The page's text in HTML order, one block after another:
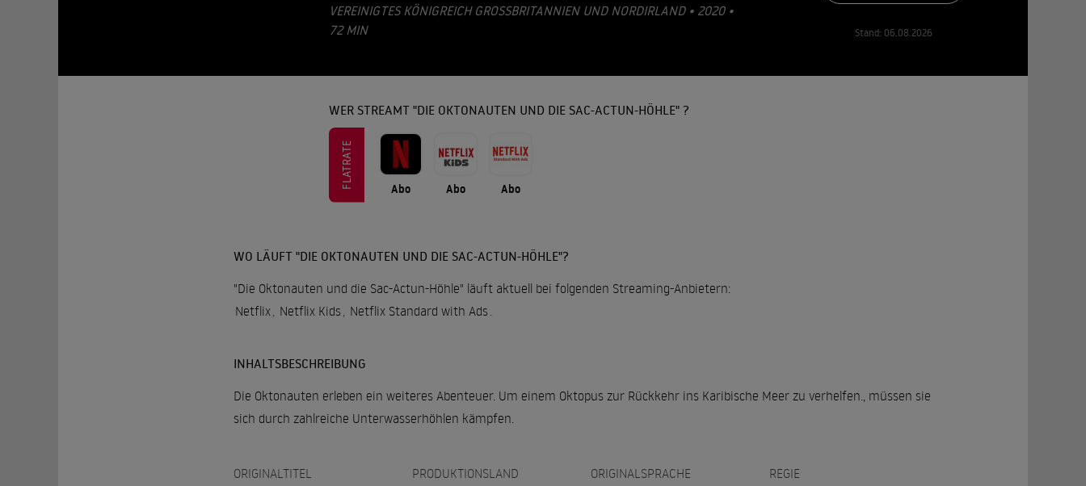
VEREINIGTES KÖNIGREICH GROSSBRITANNIEN UND NORDIRLAND • 2020 • 7
2 MIN
Stand: 06.08.2026
WER STREAMT "DIE OKTONAUTEN UND DIE SAC-ACTUN-HÖHLE" ?
FLATRATE Abo Abo Abo
WO LÄUFT "DIE OKTONAUTEN UND DIE SAC-ACTUN-HÖHLE"?
"Die Oktonauten und die Sac-Actun-Höhle" läuft aktuell bei folgenden Streaming-Anbietern:
Netflix
Netflix Kids Netflix Standard with Ads
INHALTSBESCHREIBUNG
Die Oktonauten erleben ein weiteres Abenteuer. Um einem Oktopus zur Rückkehr ins Karibische Meer zu verhelfen., müssen sie
sich durch zahlreiche Unterwasserhöhlen kämpfen.
ORIGINALTITEL PRODUKTIONSLAND ORIGINALSPRACHE REGIE